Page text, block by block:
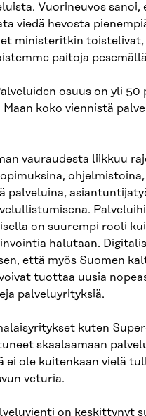
Vuorineuvos sanoi,
viedä hevosta
ministeritkin
paitoja
osuus on yli 50
Maan koko viennistä
vauraudesta liikkuu
ohjelmistoina,
palveluina,
on suurempi rooli
halutaan.
että myös Suomen
tuottaa uusia
palveluyrityksiä.
kuten
skaalaamaan
ei ole kuitenkaan vielä
veturia.
on keskittynyt